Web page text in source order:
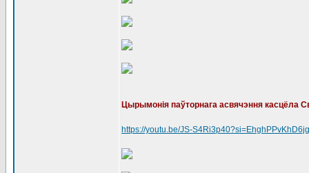
Цырымонія паўторнага асвячэння касцёла
https://youtu.be/JS-